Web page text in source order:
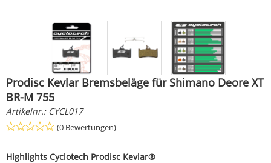
Prodisc Kevlar Bremsbeläge für Shimano Deore XT
BR-M 755
Artikelnr.: CYCL017
(0 Bewertungen)
Highlights Cyclotech Prodisc Kevlar®